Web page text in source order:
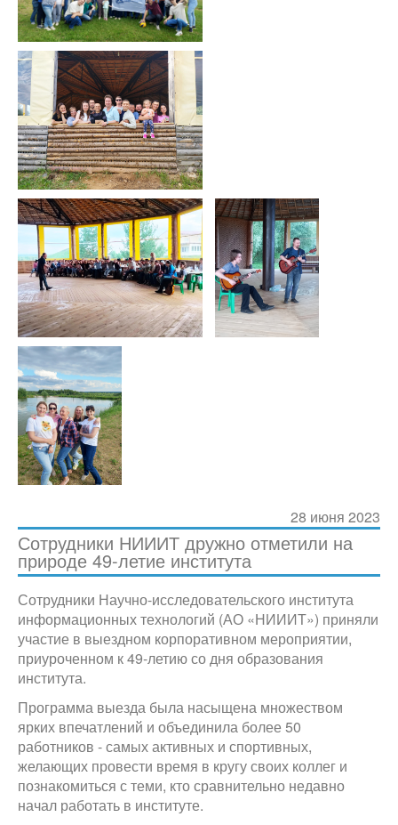
28 июня 2023
Сотрудники НИИИТ дружно отметили на
природе 49-летие института
Сотрудники Научно-исследовательского института
информационных технологий (АО «НИИИТ») приняли
участие в выездном корпоративном мероприятии,
приуроченном к 49-летию со дня образования
института.
Программа выезда была насыщена множеством
ярких впечатлений и объединила более 50
работников - самых активных и спортивных,
желающих провести время в кругу своих коллег и
познакомиться с теми, кто сравнительно недавно
начал работать в институте.